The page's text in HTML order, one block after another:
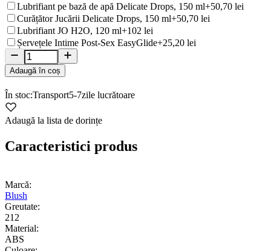
Lubrifiant pe bază de apă Delicate Drops, 150 ml+50,70 lei
Curățător Jucării Delicate Drops, 150 ml+50,70 lei
Lubrifiant JO H2O, 120 ml+102 lei
Șervețele Intime Post-Sex EasyGlide+25,20 lei
Adaugă în coș
În stoc:Transport5-7zile lucrătoare
Adaugă la lista de dorințe
Caracteristici produs
Marcă:
Blush
Greutate:
212
Material:
ABS